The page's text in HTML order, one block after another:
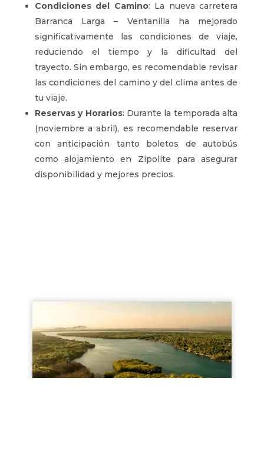
Condiciones del Camino: La nueva carretera
Barranca Larga – Ventanilla ha mejorado
significativamente las condiciones de viaje,
reduciendo el tiempo y la dificultad del
trayecto. Sin embargo, es recomendable revisar
las condiciones del camino y del clima antes de
tu viaje.
Reservas y Horarios: Durante la temporada alta
(noviembre a abril), es recomendable reservar
con anticipación tanto boletos de autobús
como alojamiento en Zipolite para asegurar
disponibilidad y mejores precios.